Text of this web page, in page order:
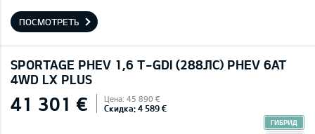
ПОСМОТРЕТЬ
SPORTAGE PHEV 1,6 T-GDI (288ЛС) PHEV 6AT
4WD LX PLUS
41 301 € Цена: 45 890 €
Скидка: 4 589 €
ГИБРИД